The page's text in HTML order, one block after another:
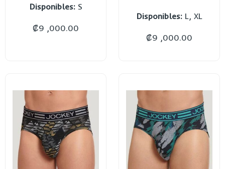
Disponibles:S
₡9 ,000.00
Disponibles:L, XL
₡9 ,000.00